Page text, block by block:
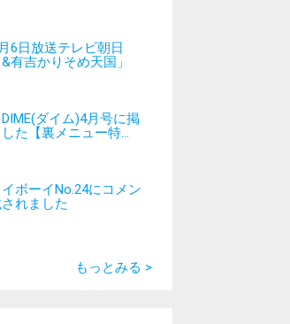
6日放送テレビ朝日
&有吉かりそめ天国」
DIME(ダイム)4月号に掲
た【裏メニュー特...
ボーイNo.24にコメン
れました
もっとみる >